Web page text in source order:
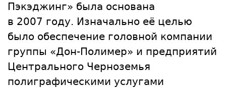
Пэкэджинг» была основана
в 2007 году. Изначально её целью
было обеспечение головной компании
группы «Дон-Полимер» и предприятий
Центрального Черноземья
полиграфическими услугами